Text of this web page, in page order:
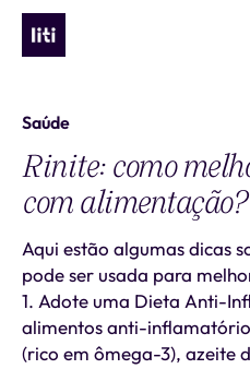
Saúde
Rinite: como
com alimentação?
Aqui estão algumas dicas
pode ser usada para
1. Adote uma Dieta Anti-
alimentos anti-
(rico em ômega-3), azeite